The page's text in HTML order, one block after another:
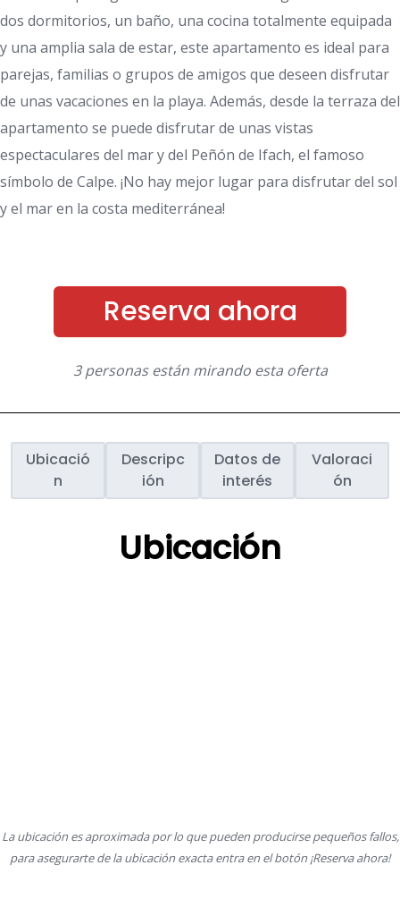
dos dormitorios, un baño, una cocina totalmente equipada
y una amplia sala de estar, este apartamento es ideal para
parejas, familias o grupos de amigos que deseen disfrutar
de unas vacaciones en la playa. Además, desde la terraza del
apartamento se puede disfrutar de unas vistas
espectaculares del mar y del Peñón de Ifach, el famoso
símbolo de Calpe. ¡No hay mejor lugar para disfrutar del sol
y el mar en la costa mediterránea!
Reserva ahora
3 personas están mirando esta oferta
Ubicació
n
Descripc
ión
Datos de
interés
Valoraci
ón
Ubicación
La ubicación es aproximada por lo que pueden producirse pequeños fallos,
para asegurarte de la ubicación exacta entra en el botón ¡Reserva ahora!